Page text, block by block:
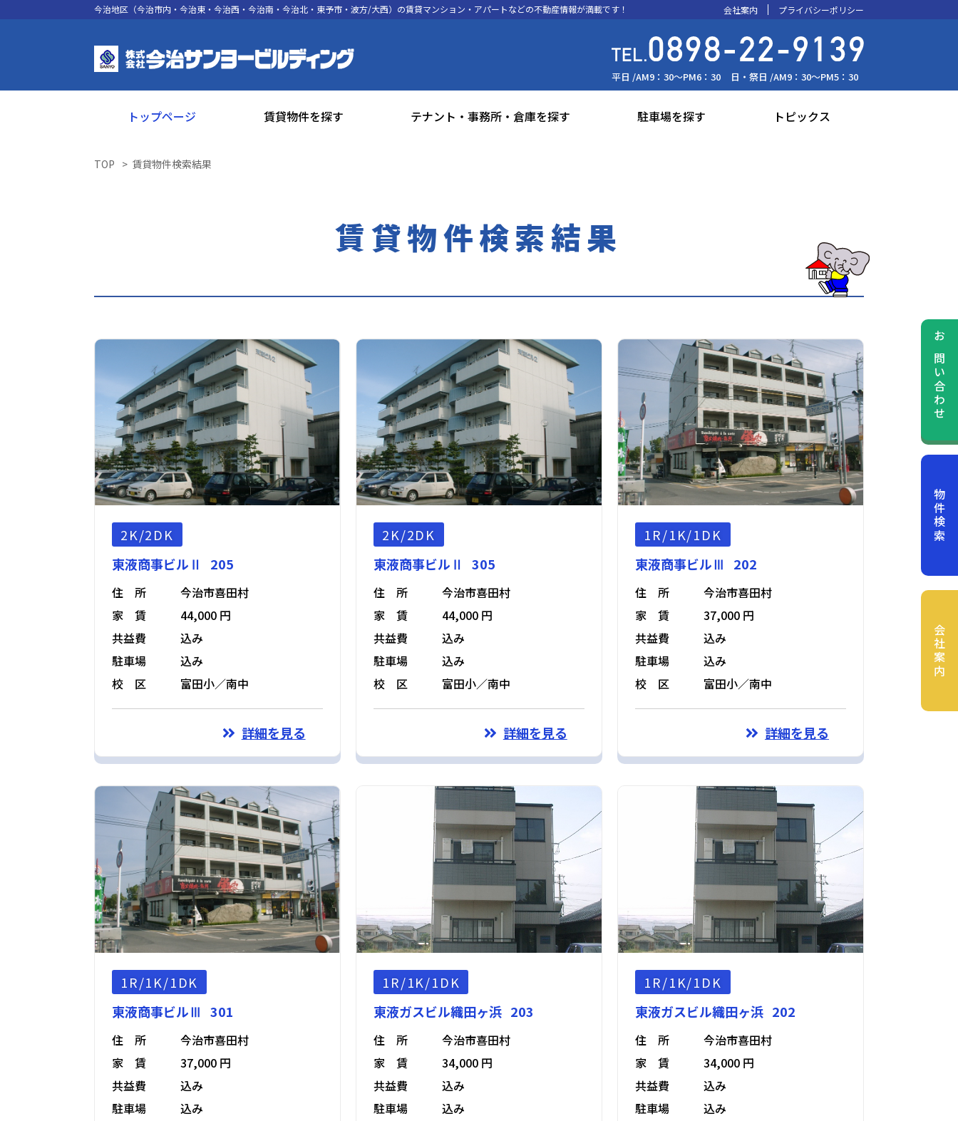
今治地区（今治市内・今治東・今治西・今治南・今治北・東予市・波方/大西）の賃貸マンション・アパートなどの不動産情報が満載です！ 会社案内 プライバシーポリシー
平日 /AM9：30～PM6：30 日・祭日 /AM9：30～PM5：30
トップページ 賃貸物件を探す テナント・事務所・倉庫を探す 駐車場を探す トピックス
TOP 賃貸物件検索結果
賃貸物件検索結果
2K/2DK
東液商事ビルⅡ 205
住 所
今治市喜田村
家 賃
44,000 円
共益費
込み
駐車場
込み
校 区
富田小／南中
詳細を見る
2K/2DK
東液商事ビルⅡ 305
住 所
今治市喜田村
家 賃
44,000 円
共益費
込み
駐車場
込み
校 区
富田小／南中
詳細を見る
1R/1K/1DK
東液商事ビルⅢ 202
住 所
今治市喜田村
家 賃
37,000 円
共益費
込み
駐車場
込み
校 区
富田小／南中
詳細を見る
1R/1K/1DK
東液商事ビルⅢ 301
住 所
今治市喜田村
家 賃
37,000 円
共益費
込み
駐車場
込み
1R/1K/1DK
東液ガスビル織田ヶ浜 203
住 所
今治市喜田村
家 賃
34,000 円
共益費
込み
駐車場
込み
1R/1K/1DK
東液ガスビル織田ヶ浜 202
住 所
今治市喜田村
家 賃
34,000 円
共益費
込み
駐車場
込み
お問い合わせ
物件検索
会社案内